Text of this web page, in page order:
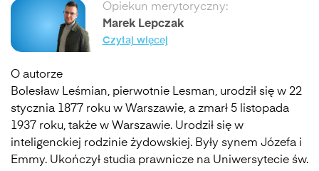
Opiekun merytoryczny:
Marek Lepczak
Czytaj więcej
O autorze
Bolesław Leśmian, pierwotnie Lesman, urodził się w 22
stycznia 1877 roku w Warszawie, a zmarł 5 listopada
1937 roku, także w Warszawie. Urodził się w
inteligenckiej rodzinie żydowskiej. Były synem Józefa i
Emmy. Ukończył studia prawnicze na Uniwersytecie św.